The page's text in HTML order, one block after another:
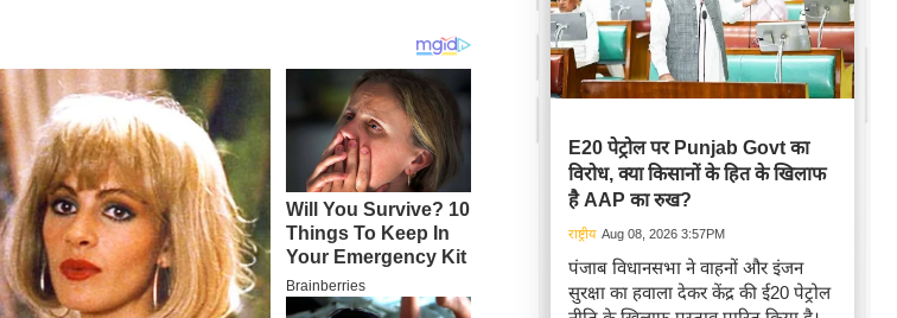
E20 पेट्रोल पर Punjab Govt का
विरोध, क्या किसानों के हित के खिलाफ
है AAP का रुख?
राष्ट्रीय Aug 08, 2026 3:57PM
पंजाब विधानसभा ने वाहनों और इंजन
सुरक्षा का हवाला देकर केंद्र की ई20 पेट्रोल